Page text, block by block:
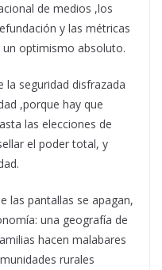
de medios ,los
y las métricas
un optimismo absoluto.
la seguridad disfrazada
,porque hay que
las elecciones de
el poder total, y
las pantallas se apagan,
una geografía de
hacen malabares
rurales